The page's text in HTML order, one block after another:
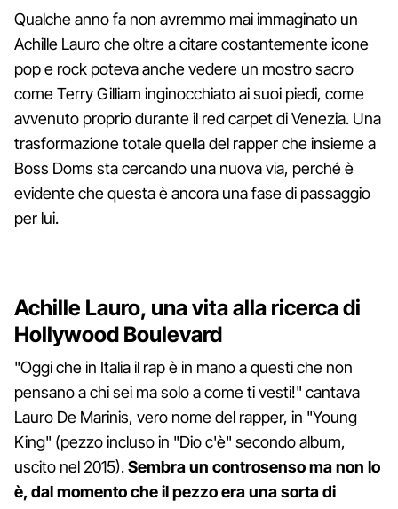
Qualche anno fa non avremmo mai immaginato un
Achille Lauro che oltre a citare costantemente icone
pop e rock poteva anche vedere un mostro sacro
come Terry Gilliam inginocchiato ai suoi piedi, come
avvenuto proprio durante il red carpet di Venezia. Una
trasformazione totale quella del rapper che insieme a
Boss Doms sta cercando una nuova via, perché è
evidente che questa è ancora una fase di passaggio
per lui.
Achille Lauro, una vita alla ricerca di
Hollywood Boulevard
"Oggi che in Italia il rap è in mano a questi che non
pensano a chi sei ma solo a come ti vesti!" cantava
Lauro De Marinis, vero nome del rapper, in "Young
King" (pezzo incluso in "Dio c'è" secondo album,
uscito nel 2015).Sembra un controsenso ma non lo
è, dal momento che il pezzo era una sorta di